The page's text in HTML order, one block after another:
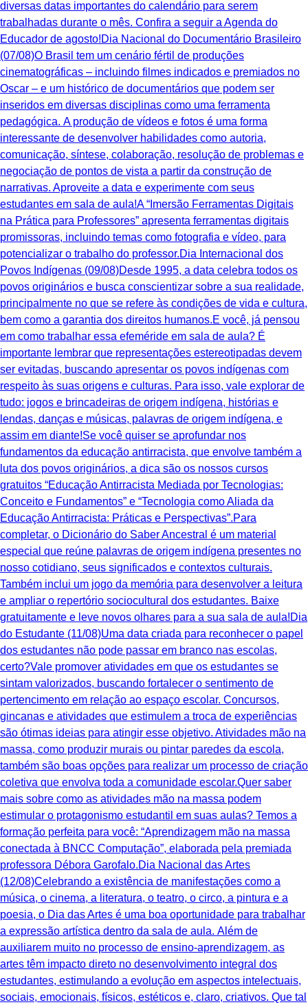
diversas datas importantes do calendário para serem
trabalhadas durante o mês. Confira a seguir a Agenda do
Educador de agosto!Dia Nacional do Documentário Brasileiro
(07/08)O Brasil tem um cenário fértil de produções
cinematográficas – incluindo filmes indicados e premiados no
Oscar – e um histórico de documentários que podem ser
inseridos em diversas disciplinas como uma ferramenta
pedagógica. A produção de vídeos e fotos é uma forma
interessante de desenvolver habilidades como autoria,
comunicação, síntese, colaboração, resolução de problemas e
negociação de pontos de vista a partir da construção de
narrativas. Aproveite a data e experimente com seus
estudantes em sala de aula!A “Imersão Ferramentas Digitais
na Prática para Professores” apresenta ferramentas digitais
promissoras, incluindo temas como fotografia e vídeo, para
potencializar o trabalho do professor.Dia Internacional dos
Povos Indígenas (09/08)Desde 1995, a data celebra todos os
povos originários e busca conscientizar sobre a sua realidade,
principalmente no que se refere às condições de vida e cultura,
bem como a garantia dos direitos humanos.E você, já pensou
em como trabalhar essa efeméride em sala de aula? É
importante lembrar que representações estereotipadas devem
ser evitadas, buscando apresentar os povos indígenas com
respeito às suas origens e culturas. Para isso, vale explorar de
tudo: jogos e brincadeiras de origem indígena, histórias e
lendas, danças e músicas, palavras de origem indígena, e
assim em diante!Se você quiser se aprofundar nos
fundamentos da educação antirracista, que envolve também a
luta dos povos originários, a dica são os nossos cursos
gratuitos “Educação Antirracista Mediada por Tecnologias:
Conceito e Fundamentos” e “Tecnologia como Aliada da
Educação Antirracista: Práticas e Perspectivas”.Para
completar, o Dicionário do Saber Ancestral é um material
especial que reúne palavras de origem indígena presentes no
nosso cotidiano, seus significados e contextos culturais.
Também inclui um jogo da memória para desenvolver a leitura
e ampliar o repertório sociocultural dos estudantes. Baixe
gratuitamente e leve novos olhares para a sua sala de aula!Dia
do Estudante (11/08)Uma data criada para reconhecer o papel
dos estudantes não pode passar em branco nas escolas,
certo?Vale promover atividades em que os estudantes se
sintam valorizados, buscando fortalecer o sentimento de
pertencimento em relação ao espaço escolar. Concursos,
gincanas e atividades que estimulem a troca de experiências
são ótimas ideias para atingir esse objetivo. Atividades mão na
massa, como produzir murais ou pintar paredes da escola,
também são boas opções para realizar um processo de criação
coletiva que envolva toda a comunidade escolar.Quer saber
mais sobre como as atividades mão na massa podem
estimular o protagonismo estudantil em suas aulas? Temos a
formação perfeita para você: “Aprendizagem mão na massa
conectada à BNCC Computação”, elaborada pela premiada
professora Débora Garofalo.Dia Nacional das Artes
(12/08)Celebrando a existência de manifestações como a
música, o cinema, a literatura, o teatro, o circo, a pintura e a
poesia, o Dia das Artes é uma boa oportunidade para trabalhar
a expressão artística dentro da sala de aula. Além de
auxiliarem muito no processo de ensino-aprendizagem, as
artes têm impacto direto no desenvolvimento integral dos
estudantes, estimulando a evolução em aspectos intelectuais,
sociais, emocionais, físicos, estéticos e, claro, criativos. ‍Que tal